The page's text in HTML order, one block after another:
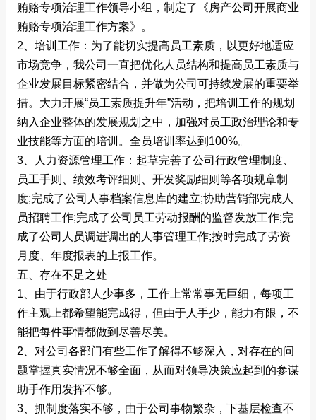
贿赂专项治理工作领导小组，制定了《房产公司开展商业
贿赂专项治理工作方案》。
2、培训工作：为了能切实提高员工素质，以更好地适应
市场竞争，我公司一直把优化人员结构和提高员工素质与
企业发展目标紧密结合，并做为公司可持续发展的重要举
措。大力开展“员工素质提升年”活动，把培训工作的规划
纳入企业整体的发展规划之中，加强对员工政治理论和专
业技能等方面的培训。全员培训率达到100%。
3、人力资源管理工作：起草完善了公司行政管理制度、
员工手则、绩效考评细则、开发奖励细则等各项规章制
度;完成了公司人事档案信息库的建立;协助营销部完成人
员招聘工作;完成了公司员工劳动报酬的监督发放工作;完
成了公司人员调进调出的人事管理工作;按时完成了劳资
月度、年度报表的上报工作。
五、存在不足之处
1、由于行政部人少事多，工作上常常事无巨细，每项工
作主观上都希望能完成得，但由于人手少，能力有限，不
能把每件事情都做到尽善尽美。
2、对公司各部门有些工作了解得不够深入，对存在的问
题掌握真实情况不够全面，从而对领导决策应起到的参谋
助手作用发挥不够。
3、抓制度落实不够，由于公司事物繁杂，下基层检查不